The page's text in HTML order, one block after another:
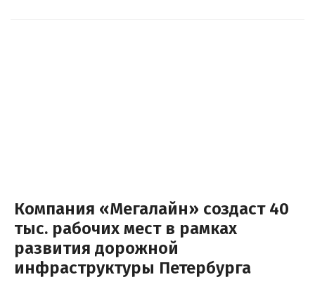
Компания «Мегалайн» создаст 40
тыс. рабочих мест в рамках
развития дорожной
инфраструктуры Петербурга